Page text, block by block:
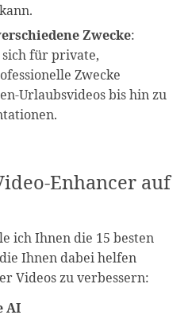
Zwecke:
sich für private,
Zwecke
Urlaubsvideos bis hin zu
Enhancer auf
ich Ihnen die 15 besten
Ihnen dabei helfen
Videos zu verbessern:
AI